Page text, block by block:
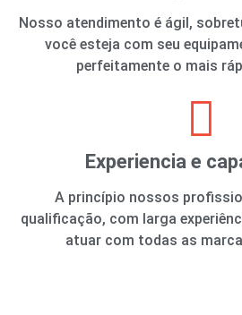
Experiencia e
A princípio nossos
qualificação, com larga
atuar com todas as
Nosso atendimento é ágil,
você esteja com seu
perfeitamente o mais